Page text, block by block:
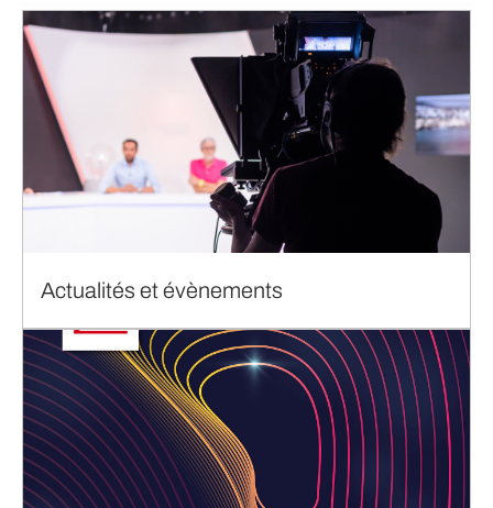
Actualités et évènements